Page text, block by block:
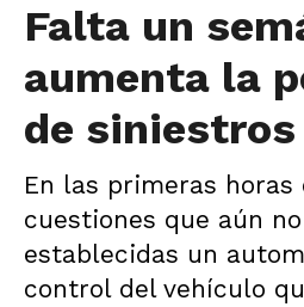
Falta un
aumenta la
de
En las primeras horas
cuestiones que aún
establecidas un
control del vehículo